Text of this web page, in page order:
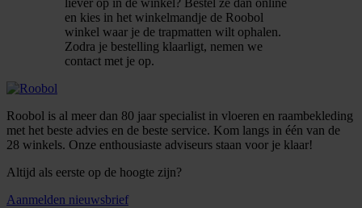
liever op in de winkel? Bestel ze dan online
en kies in het winkelmandje de Roobol
winkel waar je de trapmatten wilt ophalen.
Zodra je bestelling klaarligt, nemen we
contact met je op.
Roobol is al meer dan 80 jaar specialist in vloeren en raambekleding
met het beste advies en de beste service. Kom langs in één van de
28 winkels. Onze enthousiaste adviseurs staan voor je klaar!
Altijd als eerste op de hoogte zijn?
Aanmelden nieuwsbrief